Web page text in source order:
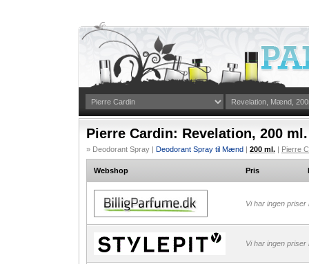
Pierre Cardin: Revelation, 200 ml.
» Deodorant Spray | Deodorant Spray til Mænd | 200 ml. | Pierre
Webshop Pris
Vi har ingen
Vi har ingen